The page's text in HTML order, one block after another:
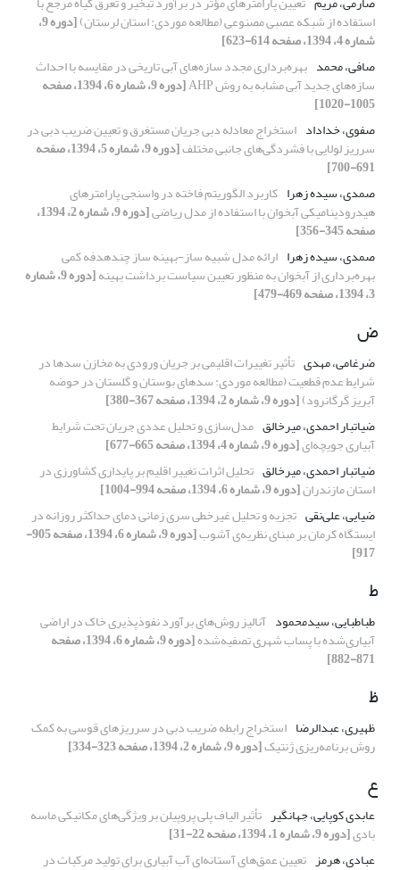
استفاده از شبکه عصبی مصنوعی (مطالعه موردی: استان لرستان) [دوره 9،
شماره 4، 1394، صفحه 614-623]
صافی، محمد بهره‌برداری مجدد سازه‌های آبی تاریخی در مقایسه با احداث
سازه‌های جدید آبی مشابه به روش AHP [دوره 9، شماره 6، 1394، صفحه
1005-1020]
صفوی، خداداد استخراج معادله دبی جریان مستغرق و تعیین ضریب دبی در
سرریز لولایی با فشردگی‌های جانبی مختلف [دوره 9، شماره 5، 1394، صفحه
691-700]
صمدی، سیده زهرا کاربرد الگوریتم فاخته در واسنجی پارامترهای
هیدرودینامیکی آبخوان با استفاده از مدل ریاضی [دوره 9، شماره 2، 1394،
صفحه 345-356]
صمدی، سیده زهرا ارائه مدل شبیه ساز-بهینه ساز چندهدفه کمی
بهره‌برداری از آبخوان به منظور تعیین سیاست برداشت بهینه [دوره 9، شماره
3، 1394، صفحه 469-479]
ض
ضرغامی، مهدی تأثیر تغییرات اقلیمی بر جریان ورودی به مخازن سدها در
شرایط عدم قطعیت (مطالعه موردی: سدهای بوستان و گلستان در حوضه
آبریز ﮔﺮﮔﺎﻧﺮود)[دوره 9، شماره 2، 1394، صفحه 367-380]
ضیاتبار احمدی، میرخالق مدل‌سازی و تحلیل عددی جریان تحت شرایط
آبیاری جویچه‌ای[دوره 9، شماره 4، 1394، صفحه 665-677]
ضیاتبار احمدی، میرخالق تحلیل اثرات تغییر اقلیم بر پایداری کشاورزی در
استان مازندران[دوره 9، شماره 6، 1394، صفحه 994-1004]
ضیایی، علی‌نقی‌ تجزیه و تحلیل غیرخطی سری زمانی دمای حداکثر روزانه در
ایستگاه کرمان بر مبنای نظریه‌ی آشوب [دوره 9، شماره 6، 1394، صفحه 905-
917]
ط
طباطبایی، سیدمحمود آنالیز روش‌های برآورد نفوذپذیری خاک در اراضی
آبیاری‌شده با پساب شهری تصفیه‌شده [دوره 9، شماره 6، 1394، صفحه
871-882]
ظ
ظهیری، عبدالرضا استخراج رابطه‌ ضریب دبی در سرریزهای قوسی به کمک
روش برنامه‌ریزی ژنتیک[دوره 9، شماره 2، 1394، صفحه 323-334]
ع
عابدی کوپایی، جهانگیر تأثیر الیاف پلی پروپیلن بر ویژگی‌های مکانیکی ماسه
بادی[دوره 9، شماره 1، 1394، صفحه 22-31]
عبادی، هرمز تعیین عمق‌های آستانه‌‌ای آب آبیاری برای تولید مرکبات در